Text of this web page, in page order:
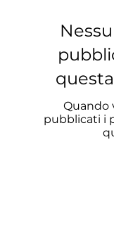
Quando
pubblicati i